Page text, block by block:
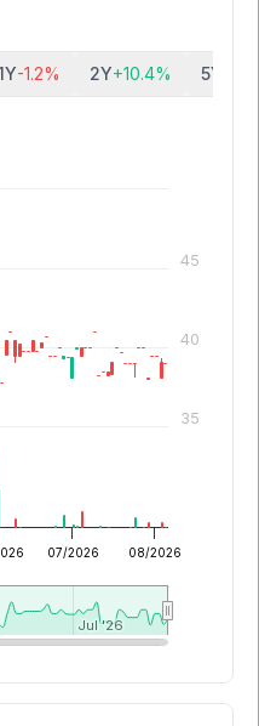
-1.2% 2Y+10.4% 5Y
07/2026 08/2026
Jul '26
Jul '26
35
40
45